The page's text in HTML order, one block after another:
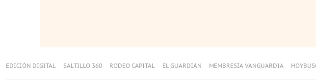
EDICIÓN DIGITAL SALTILLO 360 RODEO CAPITAL EL GUARDIÁN MEMBRESÍA VANGUARDIA